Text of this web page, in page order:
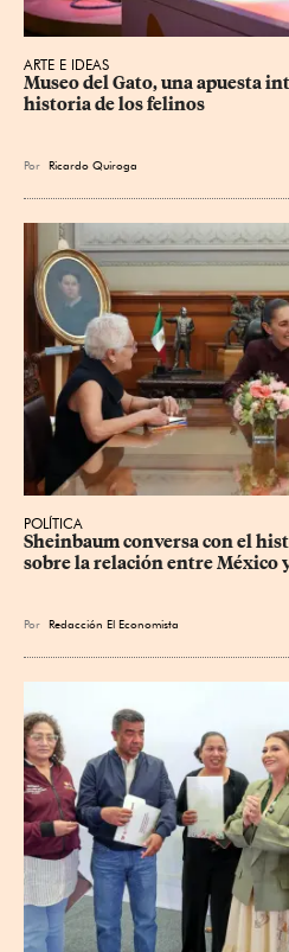
ARTE E IDEAS
Museo del Gato, una apuesta
historia de los felinos
Por Ricardo Quiroga
POLÍTICA
Sheinbaum conversa con el
sobre la relación entre México
Por Redacción El Economista